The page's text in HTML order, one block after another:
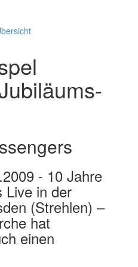
- 10 Jahre
Live in der
(Strehlen) –
hat
einen